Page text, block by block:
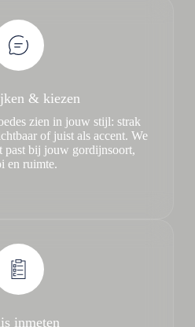
& kiezen
zien in jouw stijl: strak
of juist als accent. We
past bij jouw gordijnsoort,
en ruimte.
inmeten